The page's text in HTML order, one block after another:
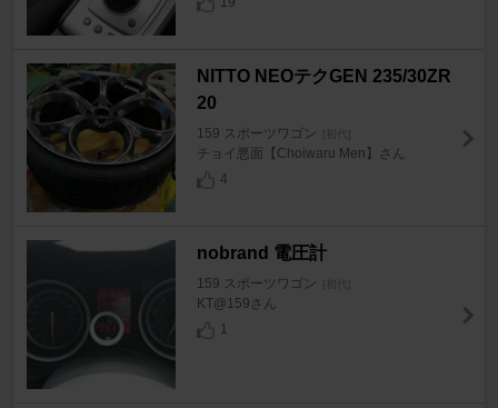
NITTO NEOテクGEN 235/30ZR
20
159 スポーツワゴン [初代]
チョイ悪面【Choiwaru Men】さん
4
nobrand 電圧計
159 スポーツワゴン [初代]
KT@159さん
1